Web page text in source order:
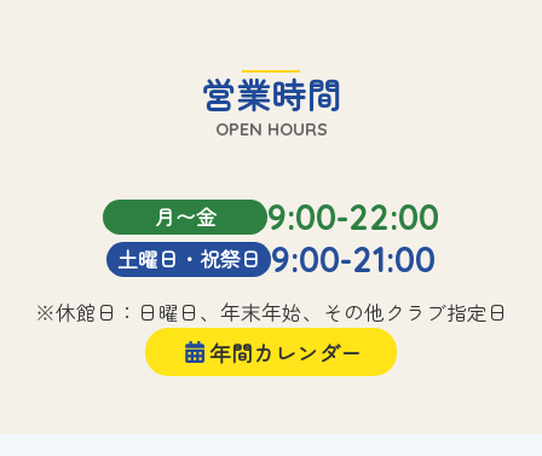
営業時間
OPEN HOURS
月〜金 9:00-22:00
土曜日・祝祭日 9:00-21:00
※休館日：日曜日、年末年始、その他クラブ指定日
年間カレンダー